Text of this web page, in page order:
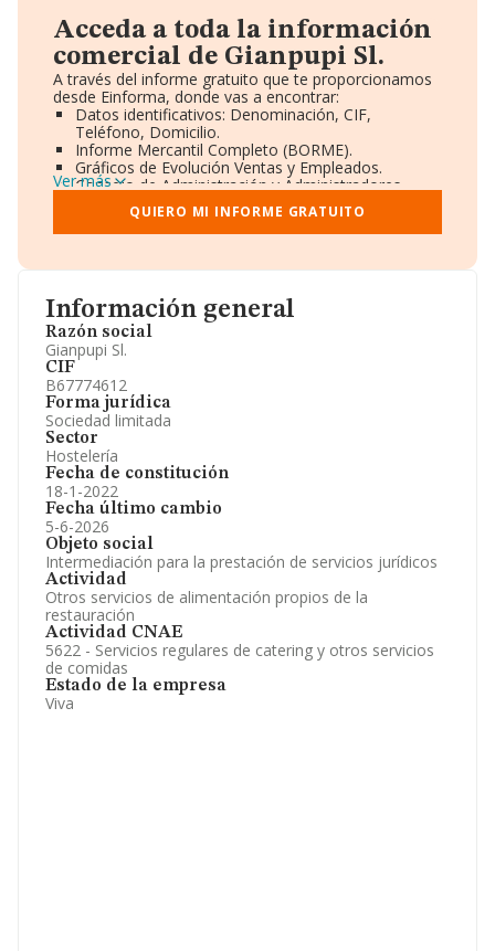
Información general
Razón social
Gianpupi Sl.
CIF
B67774612
Forma jurídica
Sociedad limitada
Sector
Hostelería
Fecha de constitución
18-1-2022
Fecha último cambio
5-6-2026
Objeto social
Intermediación para la prestación de servicios jurídicos
Actividad
Otros servicios de alimentación propios de la
restauración
Actividad CNAE
5622 - Servicios regulares de catering y otros servicios
de comidas
Estado de la empresa
Viva
Acceda a toda la información
comercial de Gianpupi Sl.
A través del informe gratuito que te proporcionamos
desde Einforma, donde vas a encontrar:
Datos identificativos: Denominación, CIF,
Teléfono, Domicilio.
Informe Mercantil Completo (BORME).
Gráficos de Evolución Ventas y Empleados.
Consejo de Administración y Administradores.
Directivos y Ejecutivos.
Accionistas.
Participaciones y Vinculaciones en otras empresas.
Información oficial y registral complementaria.
Ver más
QUIERO MI INFORME GRATUITO